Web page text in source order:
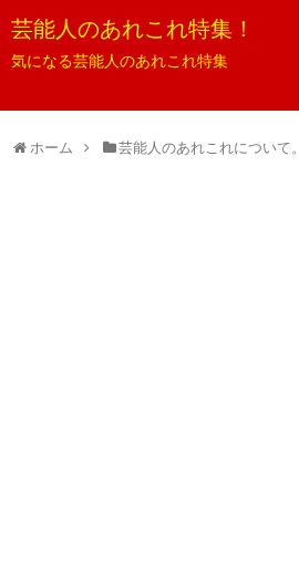
芸能人のあれこれ特集！
気になる芸能人のあれこれ特集
ホーム 芸能人のあれこれについて。